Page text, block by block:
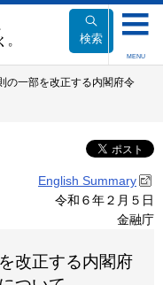
検索
MENU
の一部を改正する内閣府令
English Summary
令和６年２月５日
金融庁
改正する内閣府